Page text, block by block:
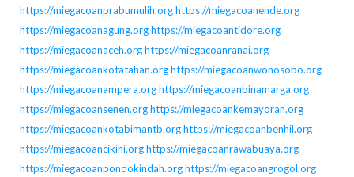
https://miegacoanprabumulih.orghttps://miegacoanende.org
https://miegacoanagung.orghttps://miegacoantidore.org
https://miegacoanaceh.orghttps://miegacoanranai.org
https://miegacoankotatahan.orghttps://miegacoanwonosobo.org
https://miegacoanampera.orghttps://miegacoanbinamarga.org
https://miegacoansenen.orghttps://miegacoankemayoran.org
https://miegacoankotabimantb.orghttps://miegacoanbenhil.org
https://miegacoancikini.orghttps://miegacoanrawabuaya.org
https://miegacoanpondokindah.orghttps://miegacoangrogol.org